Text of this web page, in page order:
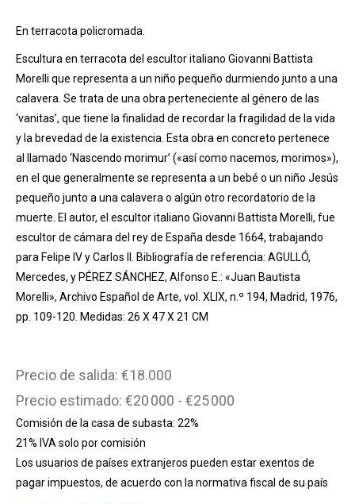
En terracota policromada.
Escultura en terracota del escultor italiano Giovanni Battista
Morelli que representa a un niño pequeño durmiendo junto a una
calavera. Se trata de una obra perteneciente al género de las
‘vanitas’, que tiene la finalidad de recordar la fragilidad de la vida
y la brevedad de la existencia. Esta obra en concreto pertenece
al llamado ‘Nascendo morimur’ («así como nacemos, morimos»),
en el que generalmente se representa a un bebé o un niño Jesús
pequeño junto a una calavera o algún otro recordatorio de la
muerte. El autor, el escultor italiano Giovanni Battista Morelli, fue
escultor de cámara del rey de España desde 1664, trabajando
para Felipe IV y Carlos II. Bibliografía de referencia: AGULLÓ,
Mercedes, y PÉREZ SÁNCHEZ, Alfonso E.: «Juan Bautista
Morelli», Archivo Español de Arte, vol. XLIX, n.º 194, Madrid, 1976,
pp. 109-120. Medidas: 26 X 47 X 21 CM
Precio de salida: €18.000
Precio estimado: €20 000 - €25 000
Comisión de la casa de subasta: 22%
21% IVA solo por comisión
Los usuarios de países extranjeros pueden estar exentos de
pagar impuestos, de acuerdo con la normativa fiscal de su país